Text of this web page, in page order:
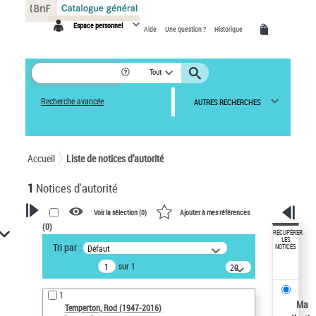
Espace personnel Aide Une question ? Historique
Tout
Recherche avancée AUTRES RECHERCHES
Accueil Liste de notices d’autorité
1 Notices d'autorité
VOTRE RECHERCHE
Recherche avancée dans les
notices d’autorité
Œuvres liées à l'auteur :
Temperton, Rod (1947-2016)
Voir la sélection (0) Ajouter à mes références
(0)
Tri par : Défaut
sur 1
20
résultats/page
1
Temperton, Rod (1947-2016)
RÉCUPÉRER
LES
NOTICES
Ma
Panneau de gestion des cookies